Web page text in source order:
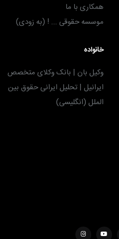
همکاری با ما
موسسه حقوقی ... ! (به زودی)
خانواده
وکیل بان | بانک وکلای متخصص
ایرانیل | تحلیل ایرانی حقوق بین
الملل (انگلیسی)